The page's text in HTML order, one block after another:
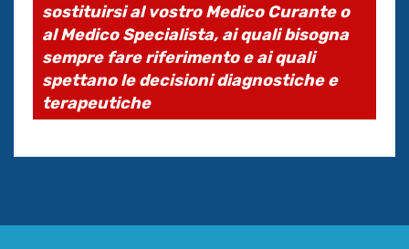
sostituirsi al vostro Medico Curante o
al Medico Specialista, ai quali bisogna
sempre fare riferimento e ai quali
spettano le decisioni diagnostiche e
terapeutiche